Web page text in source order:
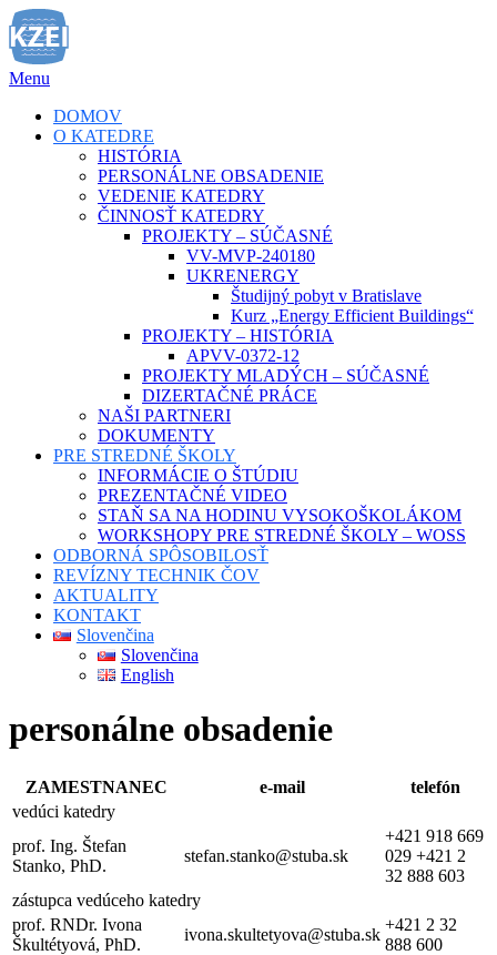
Prejsť
na
obsah
Menu
DOMOV
O KATEDRE
HISTÓRIA
PERSONÁLNE OBSADENIE
VEDENIE KATEDRY
ČINNOSŤ KATEDRY
PROJEKTY – SÚČASNÉ
VV-MVP-240180
UKRENERGY
Študijný pobyt v Bratislave
Kurz „Energy Efficient Buildings“
PROJEKTY – HISTÓRIA
APVV-0372-12
PROJEKTY MLADÝCH – SÚČASNÉ
DIZERTAČNÉ PRÁCE
NAŠI PARTNERI
DOKUMENTY
PRE STREDNÉ ŠKOLY
INFORMÁCIE O ŠTÚDIU
PREZENTAČNÉ VIDEO
STAŇ SA NA HODINU VYSOKOŠKOLÁKOM
WORKSHOPY PRE STREDNÉ ŠKOLY – WOSS
ODBORNÁ SPÔSOBILOSŤ
REVÍZNY TECHNIK ČOV
AKTUALITY
KONTAKT
Slovenčina
Slovenčina
English
personálne obsadenie
ZAMESTNANEC e-mail
telefón
vedúci katedry
prof. Ing. Štefan
Stanko, PhD.
stefan.stanko@stuba.sk
+421 918 669
029 +421 2
32 888 603
zástupca vedúceho katedry
prof. RNDr. Ivona
Škultétyová, PhD.
ivona.skultetyova@stuba.sk
+421 2 32
888 600